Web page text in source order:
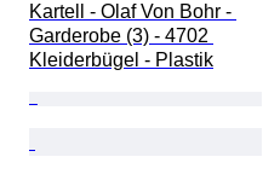
Kartell - Olaf Von Bohr -
Garderobe (3) - 4702
Kleiderbügel - Plastik